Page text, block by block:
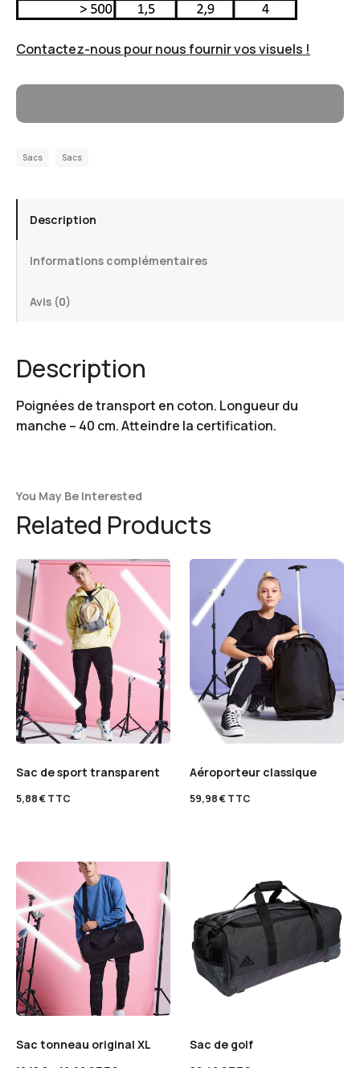
Contactez-nous pour nous fournir vos visuels !
Sacs Sacs
Description
Informations complémentaires
Avis (0)
Description
Poignées de transport en coton. Longueur du
manche – 40 cm. Atteindre la certification.
You May Be Interested
Related Products
Sac de sport transparent
5,88€TTC
Aéroporteur classique
59,98€TTC
Sac tonneau original XL Sac de golf